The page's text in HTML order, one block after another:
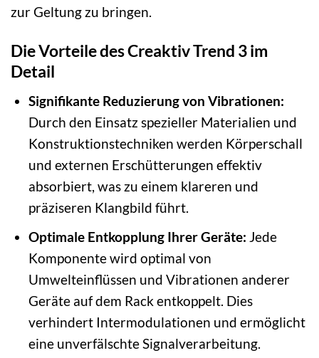
zur Geltung zu bringen.
Die Vorteile des Creaktiv Trend 3 im
Detail
Signifikante Reduzierung von Vibrationen:
Durch den Einsatz spezieller Materialien und
Konstruktionstechniken werden Körperschall
und externen Erschütterungen effektiv
absorbiert, was zu einem klareren und
präziseren Klangbild führt.
Optimale Entkopplung Ihrer Geräte: Jede
Komponente wird optimal von
Umwelteinflüssen und Vibrationen anderer
Geräte auf dem Rack entkoppelt. Dies
verhindert Intermodulationen und ermöglicht
eine unverfälschte Signalverarbeitung.